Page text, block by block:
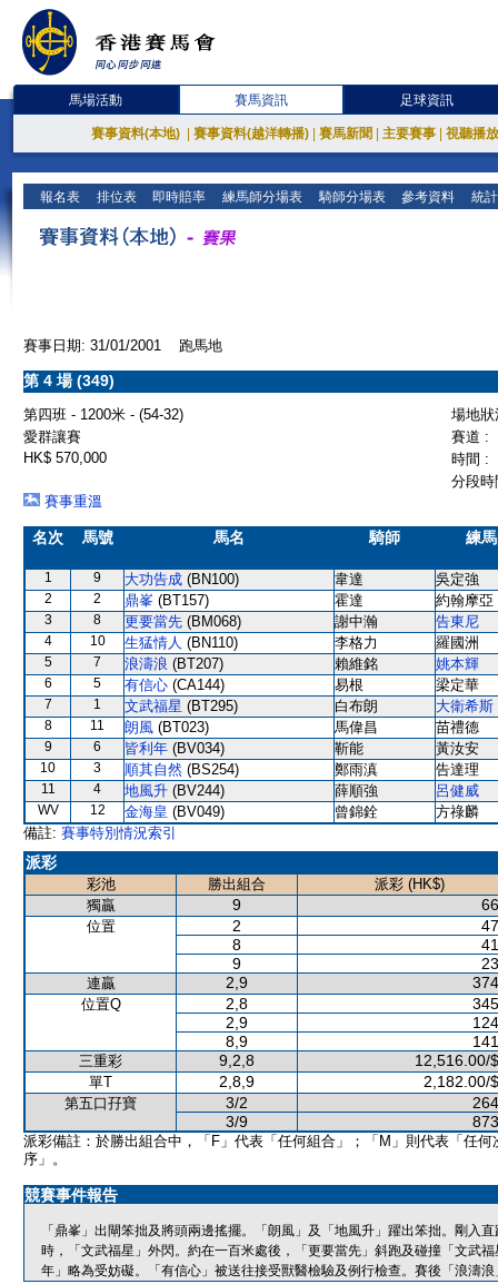
馬場活動 賽馬資訊 足球資訊
賽事資料(本地) 賽事資料(越洋轉播) 賽馬新聞 主要賽事 視聽播
報名表 排位表 即時賠率 練馬師分場表 騎師分場表 參考資料 統
賽事日期: 31/01/2001 跑馬地
第 4 場 (349)
第四班 - 1200米 - (54-32)
場地
愛群讓賽
賽道 :
HK$ 570,000
時間 :
分段
賽事重溫
名次 馬號 馬名 騎師 練
1 9 大功告成 (BN100) 韋達 吳定強
2 2 鼎峯 (BT157) 霍達 約翰摩亞
3 8 更要當先 (BM068) 謝中瀚 告東尼
4 10 生猛情人 (BN110) 李格力 羅國洲
5 7 浪濤浪 (BT207) 賴維銘 姚本輝
6 5 有信心 (CA144) 易根 梁定華
7 1 文武福星 (BT295) 白布朗 大衛希斯
8 11 朗風 (BT023) 馬偉昌 苗禮德
9 6 皆利年 (BV034) 靳能 黃汝安
10 3 順其自然 (BS254) 鄭雨滇 告達理
11 4 地風升 (BV244) 薛順強 呂健威
WV 12 金海皇 (BV049) 曾錦銓
方祿麟
備註: 賽事特別情況索引
派彩
彩池 勝出組合
派彩 (HK$)
獨贏
9
位置 2
8
9
連贏 2,9
位置Q 2,8
2,9
8,9
三重彩 9,2,8 12,516.00/
單T 2,8,9 2,182.00/
第五口孖寶 3/2
3/9
派彩備註：於勝出組合中，「F」代表「任何組合」；「M」則代表「任何
序」。
競賽事件報告
「鼎峯」出閘笨拙及將頭兩邊搖擺。「朗風」及「地風升」躍出笨拙。剛入
時，「文武福星」外閃。約在一百米處後，「更要當先」斜跑及碰撞「文武
年」略為受妨礙。「有信心」被送往接受獸醫檢驗及例行檢查。賽後「浪濤